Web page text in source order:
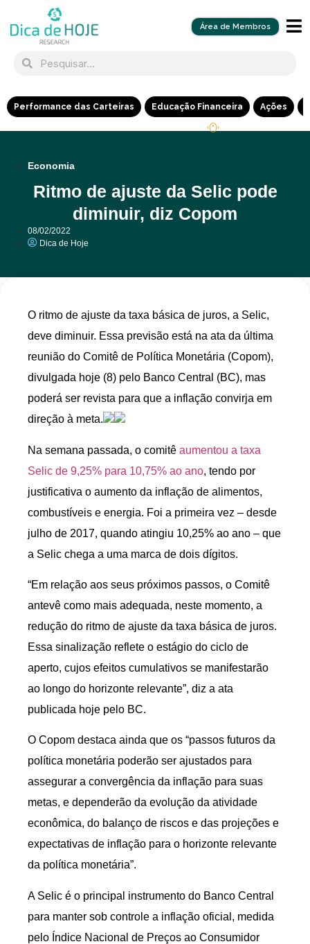
Área de Membros
Performance das Carteiras Educação Financeira Ações
Economia
Ritmo de ajuste da Selic pode
diminuir, diz Copom
08/02/2022
Dica de Hoje
O ritmo de ajuste da taxa básica de juros, a Selic,
deve diminuir. Essa previsão está na ata da última
reunião do Comitê de Política Monetária (Copom),
divulgada hoje (8) pelo Banco Central (BC), mas
poderá ser revista para que a inflação convirja em
direção à meta.
Na semana passada, o comitê aumentou a taxa
Selic de 9,25% para 10,75% ao ano, tendo por
justificativa o aumento da inflação de alimentos,
combustíveis e energia. Foi a primeira vez – desde
julho de 2017, quando atingiu 10,25% ao ano – que
a Selic chega a uma marca de dois dígitos.
“Em relação aos seus próximos passos, o Comitê
antevê como mais adequada, neste momento, a
redução do ritmo de ajuste da taxa básica de juros.
Essa sinalização reflete o estágio do ciclo de
aperto, cujos efeitos cumulativos se manifestarão
ao longo do horizonte relevante”, diz a ata
publicada hoje pelo BC.
O Copom destaca ainda que os “passos futuros da
política monetária poderão ser ajustados para
assegurar a convergência da inflação para suas
metas, e dependerão da evolução da atividade
econômica, do balanço de riscos e das projeções e
expectativas de inflação para o horizonte relevante
da política monetária”.
A Selic é o principal instrumento do Banco Central
para manter sob controle a inflação oficial, medida
pelo Índice Nacional de Preços ao Consumidor